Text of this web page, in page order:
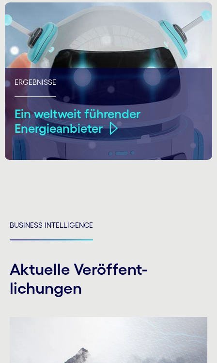
ERGEBNISSE
Ein weltweit führender
Energieanbieter
BUSINESS INTELLIGENCE
Aktuelle Veröffent­
lichungen